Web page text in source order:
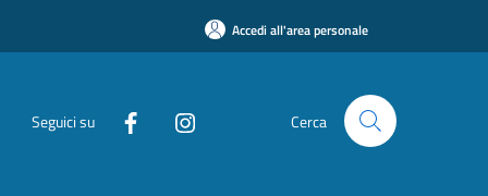
Accedi all'area personale
Seguici su Cerca